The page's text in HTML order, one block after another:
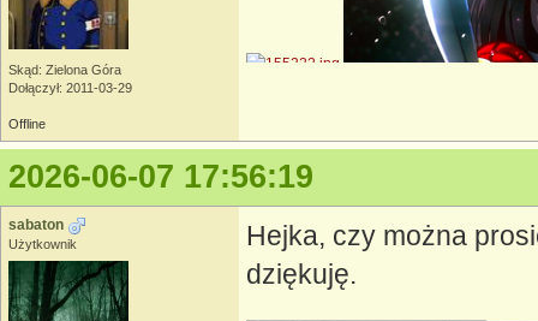
Skąd: Zielona Góra
Dołączył: 2011-03-29
Offline
2026-06-07 17:56:19
sabaton
Użytkownik
Hejka, czy można
dziękuję.